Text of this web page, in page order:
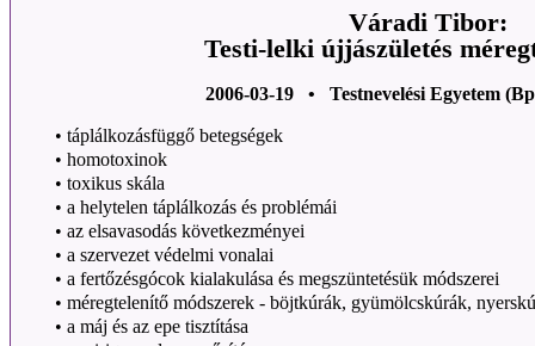
Váradi Tibor:
Testi-lelki újjászületés
2006-03-19 • Testnevelési Egyetem
• táplálkozásfüggő betegségek
• homotoxinok
• toxikus skála
• a helytelen táplálkozás és problémái
• az elsavasodás következményei
• a szervezet védelmi vonalai
• a fertőzésgócok kialakulása és megszüntetésük módszerei
• méregtelenítő módszerek - böjtkúrák, gyümölcskúrák,
• a máj és az epe tisztítása